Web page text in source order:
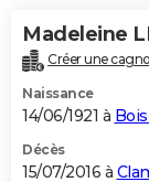
Madeleine
Créer une
Naissance
14/06/1921 à
Décès
15/07/2016 à